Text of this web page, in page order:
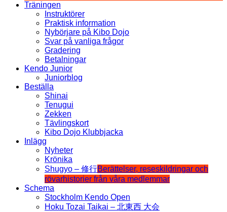
Träningen
Instruktörer
Praktisk information
Nybörjare på Kibo Dojo
Svar på vanliga frågor
Gradering
Betalningar
Kendo Junior
Juniorblog
Beställa
Shinai
Tenugui
Zekken
Tävlingskort
Kibo Dojo Klubbjacka
Inlägg
Nyheter
Krönika
Shugyo – 修行Berättelser, reseskildringar och
rövarhistorier från våra medlemmar
Schema
Stockholm Kendo Open
Hoku Tozai Taikai – 北東西 大会